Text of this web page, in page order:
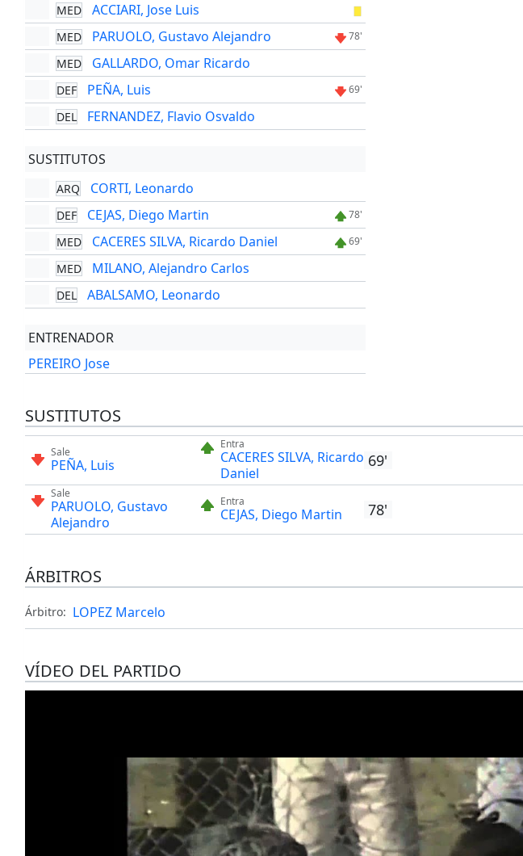
MED ACCIARI, Jose Luis
MED PARUOLO, Gustavo Alejandro 78'
MED GALLARDO, Omar Ricardo
DEF PEÑA, Luis 69'
DEL FERNANDEZ, Flavio Osvaldo
SUSTITUTOS
ARQ CORTI, Leonardo
DEF CEJAS, Diego Martin 78'
MED CACERES SILVA, Ricardo Daniel 69'
MED MILANO, Alejandro Carlos
DEL ABALSAMO, Leonardo
ENTRENADOR
PEREIRO Jose
SUSTITUTOS
Sale
PEÑA, Luis
Entra
CACERES SILVA, Ricardo
Daniel
69'
Sale
PARUOLO, Gustavo
Alejandro
Entra
CEJAS, Diego Martin 78'
ÁRBITROS
Árbitro: LOPEZ Marcelo
VÍDEO DEL PARTIDO